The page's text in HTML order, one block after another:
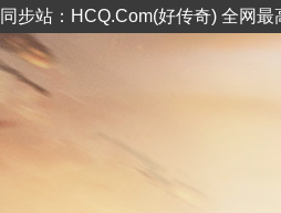
同步站：HCQ.Com(好传奇) 全网